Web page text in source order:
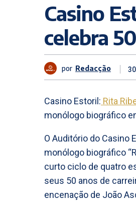
Casino
celebra
por Redacção
Casino Estoril: Rita
monólogo biográfico
O Auditório do Casino
monólogo biográfico
curto ciclo de quatro
seus 50 anos de
encenação de João